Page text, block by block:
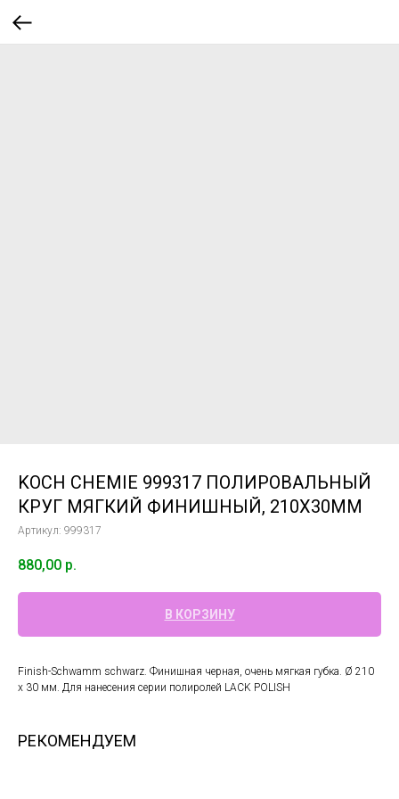
KOCH CHEMIE 999317 ПОЛИРОВАЛЬНЫЙ
КРУГ МЯГКИЙ ФИНИШНЫЙ, 210Х30ММ
Артикул: 999317
880,00 р.
В КОРЗИНУ
Finish-Schwamm schwarz. Финишная черная, очень мягкая губка. Ø 210
x 30 мм. Для нанесения серии полиролей LACK POLISH
РЕКОМЕНДУЕМ